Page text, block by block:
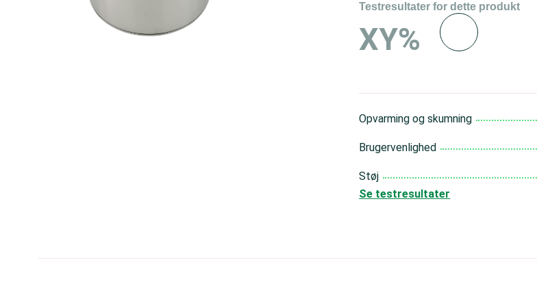
Testresultater for dette produkt
XY%
Opvarming og skumning
Brugervenlighed
Støj
Se testresultater